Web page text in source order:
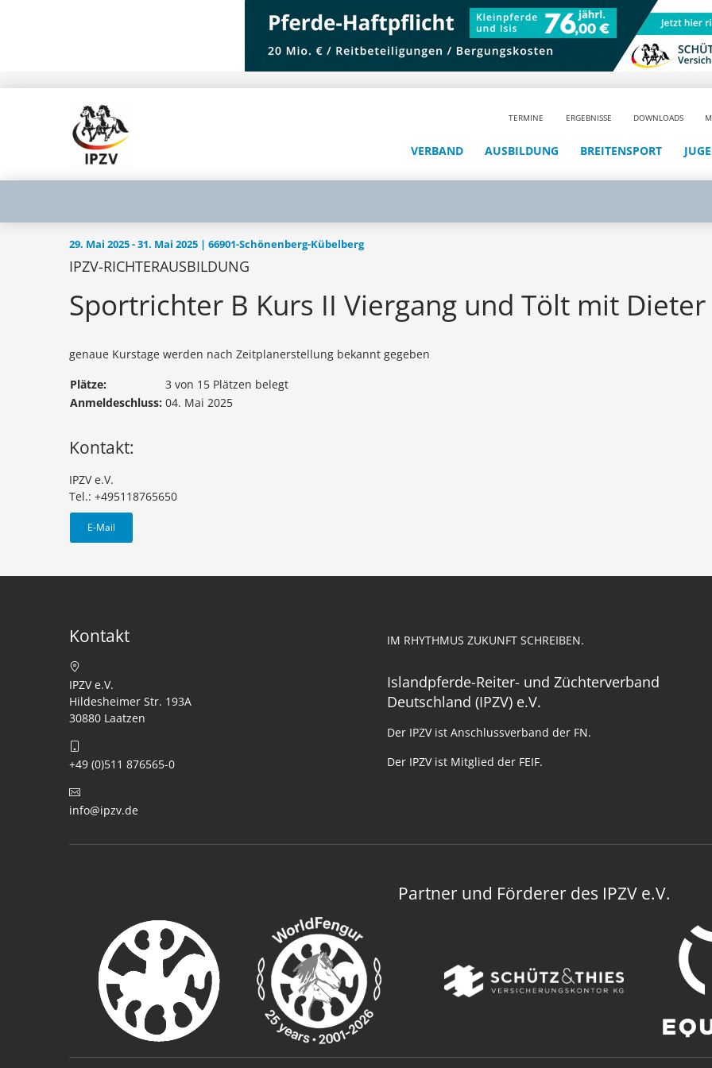
TERMINE ERGEBNISSE DOWNLOADS
VERBAND AUSBILDUNG BREITENSPORT
29. Mai 2025 - 31. Mai 2025 | 66901-Schönenberg-Kübelberg
IPZV-RICHTERAUSBILDUNG
Sportrichter B Kurs II Viergang und Tölt mit
genaue Kurstage werden nach Zeitplanerstellung bekannt gegeben
Plätze:
3 von 15 Plätzen belegt
Anmeldeschluss: 04. Mai 2025
Kontakt:
IPZV e.V.
Tel.: +495118765650
E-Mail
Kontakt
IPZV e.V.
Hildesheimer Str. 193A
30880 Laatzen
+49 (0)511 876565-0
info@ipzv.de
IM RHYTHMUS ZUKUNFT SCHREIBEN.
Islandpferde-Reiter- und Züchterverband
Deutschland (IPZV) e.V.
Der IPZV ist Anschlussverband der FN.
Der IPZV ist Mitglied der FEIF.
Partner und Förderer des IPZV e.V.